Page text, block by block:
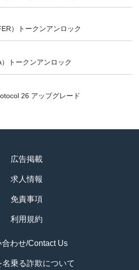
）トークンアンロック
トークンアンロック
26 アップグレード
広告掲載
求人情報
免責事項
利用規約
合わせ/Contact Us
名乗る詐欺について